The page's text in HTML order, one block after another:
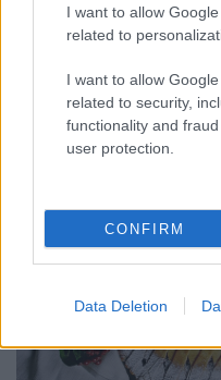
I want to allow
related to
I want to allow
related to security,
functionality and
user protection.
CONFIRM
Data Deletion
Jellegzetes